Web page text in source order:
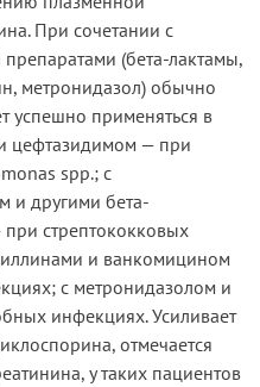
При сочетании с
(бета-лактамы,
метронидазол) обычно
успешно применяться в
цефтазидимом — при
spp.; с
и другими бета-
стрептококковых
и ванкомицином
с метронидазолом и
инфекциях. Усиливает
отмечается
у таких пациентов